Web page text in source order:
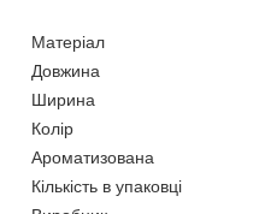
Матеріал
Довжина
Ширина
Колір
Ароматизована
Кількість в упаковці